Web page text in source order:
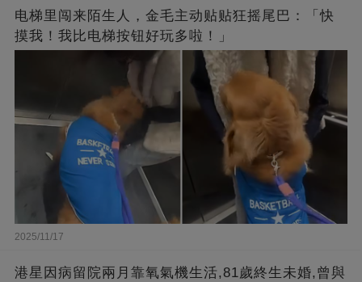
电梯里闯来陌生人，金毛主动贴贴狂摇尾巴：「快
摸我！我比电梯按钮好玩多啦！」
2025/11/17
港星因病留院兩月靠氧氣機生活,81歲終生未婚,曾與